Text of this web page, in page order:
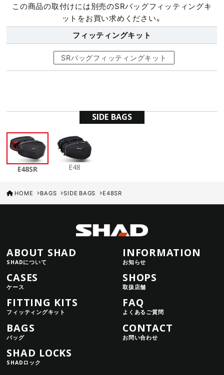
この商品の取付けには別売のSRバッグフィッティングキ
ットをお買い求めください。
フィッティングキット
SRバッグフィッティングキット
SIDE BAGS
E48SR E48
HOME BAGS SIDE BAGS E48SR
ABOUT SHAD
SHADについて
CASES
ケース
FITTING KITS
フィッティングキット
BAGS
バッグ
SHAD LOCKS
SHADロック
INFORMATION
お知らせ
SHOPS
取扱店舗
FAQ
よくあるご質問
CONTACT
お問い合わせ